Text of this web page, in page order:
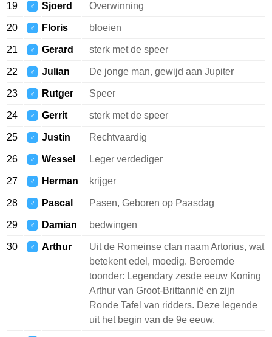
19 ♂ Sjoerd Overwinning
20 ♂ Floris bloeien
21 ♂ Gerard sterk met de speer
22 ♂ Julian De jonge man, gewijd aan Jupiter
23 ♂ Rutger Speer
24 ♂ Gerrit sterk met de speer
25 ♂ Justin Rechtvaardig
26 ♂ Wessel Leger verdediger
27 ♂ Herman krijger
28 ♂ Pascal Pasen, Geboren op Paasdag
29 ♂ Damian bedwingen
30 ♂ Arthur
Uit de Romeinse clan naam Artorius, wat
betekent edel, moedig. Beroemde
toonder: Legendary zesde eeuw Koning
Arthur van Groot-Brittannië en zijn
Ronde Tafel van ridders. Deze legende
uit het begin van de 9e eeuw.